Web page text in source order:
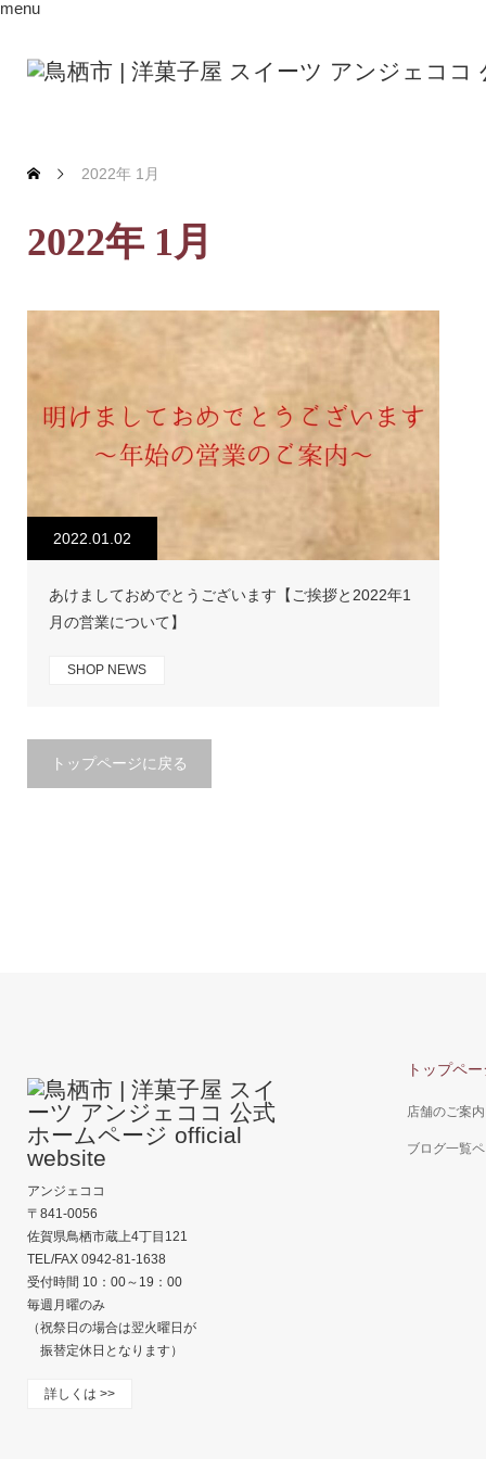
menu
2022年 1月
2022年 1月
2022.01.02
あけましておめでとうございます【ご挨拶と2022年1
月の営業について】
SHOP NEWS
トップページに戻る
トップペ
店舗のご案内
ブログ一覧
アンジェココ
〒841-0056
佐賀県鳥栖市蔵上4丁目121
TEL/FAX 0942-81-1638
受付時間 10：00～19：00
毎週月曜のみ
（祝祭日の場合は翌火曜日が
振替定休日となります）
詳しくは >>